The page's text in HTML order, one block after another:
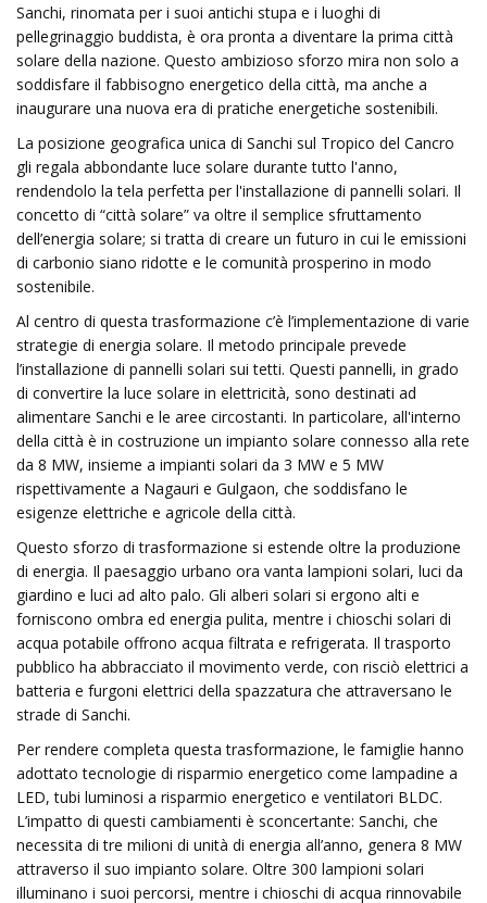
Sanchi, rinomata per i suoi antichi stupa e i luoghi di
pellegrinaggio buddista, è ora pronta a diventare la prima città
solare della nazione. Questo ambizioso sforzo mira non solo a
soddisfare il fabbisogno energetico della città, ma anche a
inaugurare una nuova era di pratiche energetiche sostenibili.
La posizione geografica unica di Sanchi sul Tropico del Cancro
gli regala abbondante luce solare durante tutto l'anno,
rendendolo la tela perfetta per l'installazione di pannelli solari. Il
concetto di “città solare” va oltre il semplice sfruttamento
dell’energia solare; si tratta di creare un futuro in cui le emissioni
di carbonio siano ridotte e le comunità prosperino in modo
sostenibile.
Al centro di questa trasformazione c’è l’implementazione di varie
strategie di energia solare. Il metodo principale prevede
l’installazione di pannelli solari sui tetti. Questi pannelli, in grado
di convertire la luce solare in elettricità, sono destinati ad
alimentare Sanchi e le aree circostanti. In particolare, all'interno
della città è in costruzione un impianto solare connesso alla rete
da 8 MW, insieme a impianti solari da 3 MW e 5 MW
rispettivamente a Nagauri e Gulgaon, che soddisfano le
esigenze elettriche e agricole della città.
Questo sforzo di trasformazione si estende oltre la produzione
di energia. Il paesaggio urbano ora vanta lampioni solari, luci da
giardino e luci ad alto palo. Gli alberi solari si ergono alti e
forniscono ombra ed energia pulita, mentre i chioschi solari di
acqua potabile offrono acqua filtrata e refrigerata. Il trasporto
pubblico ha abbracciato il movimento verde, con risciò elettrici a
batteria e furgoni elettrici della spazzatura che attraversano le
strade di Sanchi.
Per rendere completa questa trasformazione, le famiglie hanno
adottato tecnologie di risparmio energetico come lampadine a
LED, tubi luminosi a risparmio energetico e ventilatori BLDC.
L’impatto di questi cambiamenti è sconcertante: Sanchi, che
necessita di tre milioni di unità di energia all’anno, genera 8 MW
attraverso il suo impianto solare. Oltre 300 lampioni solari
illuminano i suoi percorsi, mentre i chioschi di acqua rinnovabile